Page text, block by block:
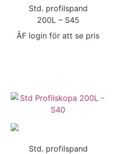
Std. profilspand
200L – S45
ÅF login för att se pris
Std. profilspand